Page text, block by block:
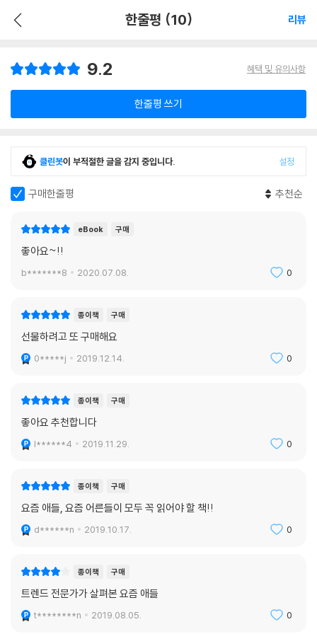
한줄평 (10) 리뷰
9.2 혜택 및 유의사항
한줄평 쓰기
클린봇이 부적절한 글을 감지 중입니다. 설정
구매한줄평 추천순
eBook 구매
좋아요~!!
b*******8 2020.07.08. 0
종이책 구매
선물하려고 또 구매해요
0*****j 2019.12.14. 0
종이책 구매
좋아요 추천합니다
l******4 2019.11.29. 0
종이책 구매
요즘 애들, 요즘 어른들이 모두 꼭 읽어야 할 책!!
d******n 2019.10.17. 0
종이책 구매
트렌드 전문가가 살펴본 요즘 애들
t********n 2019.08.05. 0